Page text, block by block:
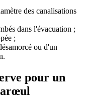
des canalisations
dans l'évacuation ;
;
ou d'un
pour un